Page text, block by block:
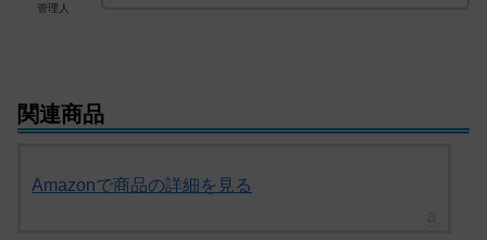
管理人
関連商品
Amazonで商品の詳細を見る